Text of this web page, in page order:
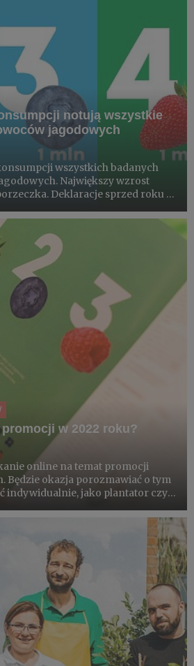
notują wszystkie
jagodowych
wszystkich badanych
Największy wzrost
Deklaracje sprzed roku to
W grudniu więcej jedliśmy
w 2022 roku?
online na temat promocji
Będzie okazja porozmawiać o tym
indywidualnie, jako plantator czy
poszczególnych